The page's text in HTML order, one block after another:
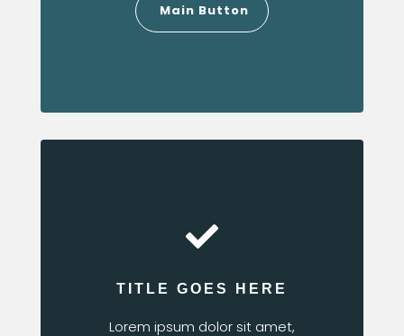
Main Button

TITLE GOES HERE
Lorem ipsum dolor sit amet,